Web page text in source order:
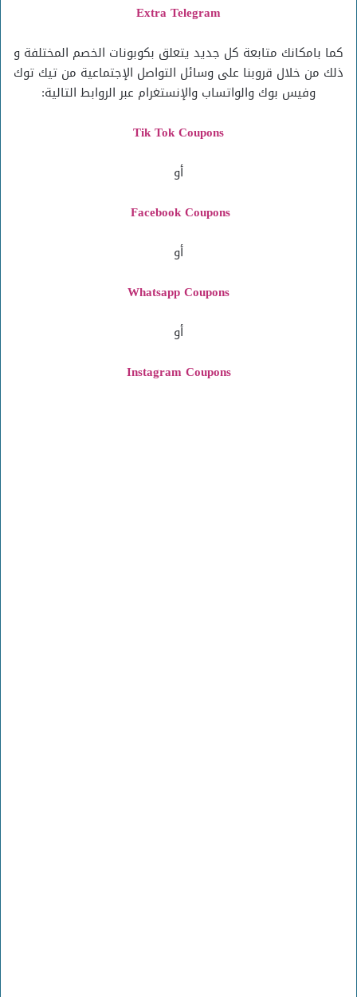
Extra Telegram
كما بامكانك متابعة كل جديد يتعلق بكوبونات الخصم المختلفة و
ذلك من خلال قروبنا على وسائل التواصل الإجتماعية من تيك توك
وفيس بوك والواتساب والإنستغرام عبر الروابط التالية:
Tik Tok Coupons
أو
Facebook Coupons
أو
Whatsapp Coupons
أو
Coupons
Instagram